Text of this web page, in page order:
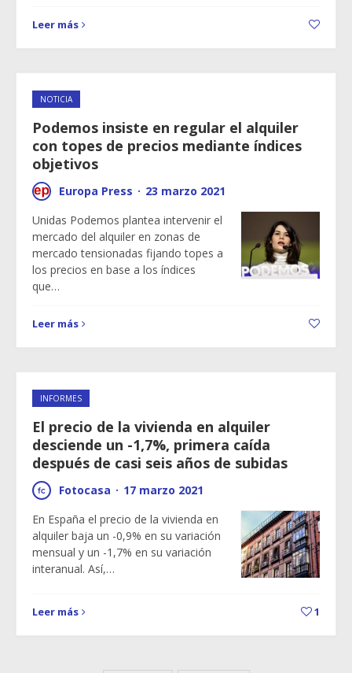
Leer más
NOTICIA
Podemos insiste en regular el alquiler
con topes de precios mediante índices
objetivos
Europa Press · 23 marzo 2021
Unidas Podemos plantea intervenir el
mercado del alquiler en zonas de
mercado tensionadas fijando topes a
los precios en base a los índices
que…
Leer más
INFORMES
El precio de la vivienda en alquiler
desciende un -1,7%, primera caída
después de casi seis años de subidas
Fotocasa · 17 marzo 2021
En España el precio de la vivienda en
alquiler baja un -0,9% en su variación
mensual y un -1,7% en su variación
interanual. Así,…
Leer más 1